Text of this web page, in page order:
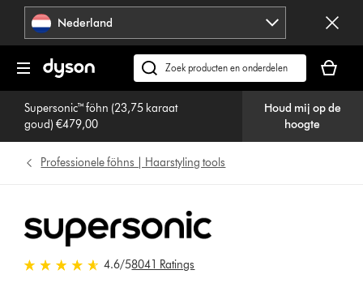
Navigatie
overslaan
Nederland
Zoek
op
dyson.nl
is
leeg
Supersonic™ föhn (23,75 karaat
goud) €479,00
Houd mij op de
hoogte
Professionele föhns | Haarstyling tools
4.6 sterren van 5 van 8041 Ratings
4.6/58041 Ratings